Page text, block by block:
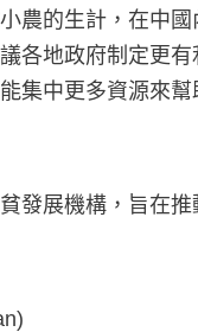
農的生計，在中
各地政府制定更
集中更多資源來
發展機構，旨在推